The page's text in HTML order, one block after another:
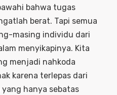
bahwa tugas
berat. Tapi semua
masing individu dari
menyikapinya. Kita
menjadi nahkoda
karena terlepas dari
hanya sebatas